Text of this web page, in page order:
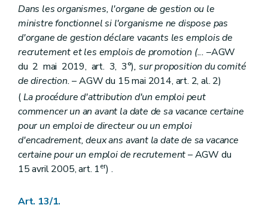
Art. 395
Chapitre V (Congé de maternité transféré et congé de naissance - AGW du 01 décembre 2022, art. 6)
Art. 396
Art. 397
Chapitre VI
(Congé d'adoption et congé d'accueil – AGW du 22
Art. 398
Art. 399
Chapitre VII Congé parental
Art. 400
Art. 400bis
Art.400ter
Chapitre VIII Congés pour motifs impérieux d'ordre familial
Art. 401
Art. 404
Dans les organismes, l'organe de gestion ou le
ministre fonctionnel si l'organisme ne dispose pas
d'organe de gestion déclare vacants les emplois de
recrutement et les emplois de promotion (... –AGW
du 2 mai 2019, art. 3, 3°), sur proposition du comité
de direction.– AGW du 15 mai 2014, art. 2, al. 2)
(La procédure d'attribution d'un emploi peut
commencer un an avant la date de sa vacance certaine
pour un emploi de directeur ou un emploi
d'encadrement, deux ans avant la date de sa vacance
certaine pour un emploi de recrutement– AGW du
15 avril 2005, art. 1er) .
Art. 13/1.